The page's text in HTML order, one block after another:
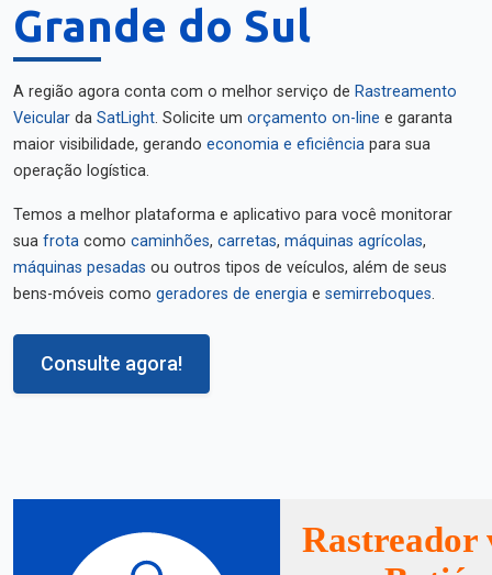
Grande do Sul
A região agora conta com o melhor serviço de Rastreamento
Veicular da SatLight. Solicite um orçamento on-line e garanta
maior visibilidade, gerando economia e eficiência para sua
operação logística.
Temos a melhor plataforma e aplicativo para você monitorar
sua frota como caminhões, carretas, máquinas agrícolas,
máquinas pesadas ou outros tipos de veículos, além de seus
bens-móveis como geradores de energia e semirreboques.
Consulte agora!
Rastreador